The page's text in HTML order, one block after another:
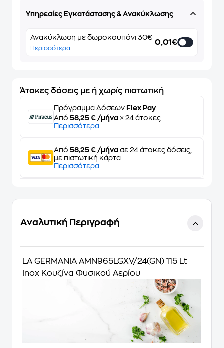
Υπηρεσίες Εγκατάστασης & Ανακύκλωσης
Ανακύκλωση με δωροκουπόνι 30€
Περισσότερα
0,01€
Άτοκες δόσεις με ή χωρίς πιστωτική
Πρόγραμμα Δόσεων Flex Pay
Από 58,25 € /μήνα × 24 άτοκες
Περισσότερα
Από 58,25 € /μήνα σε 24 άτοκες δόσεις,
με πιστωτική κάρτα
Περισσότερα
Αναλυτική Περιγραφή
LA GERMANIA AMN965LGXV/24(GN) 115 Lt
Inox Κουζίνα Φυσικού Αερίου